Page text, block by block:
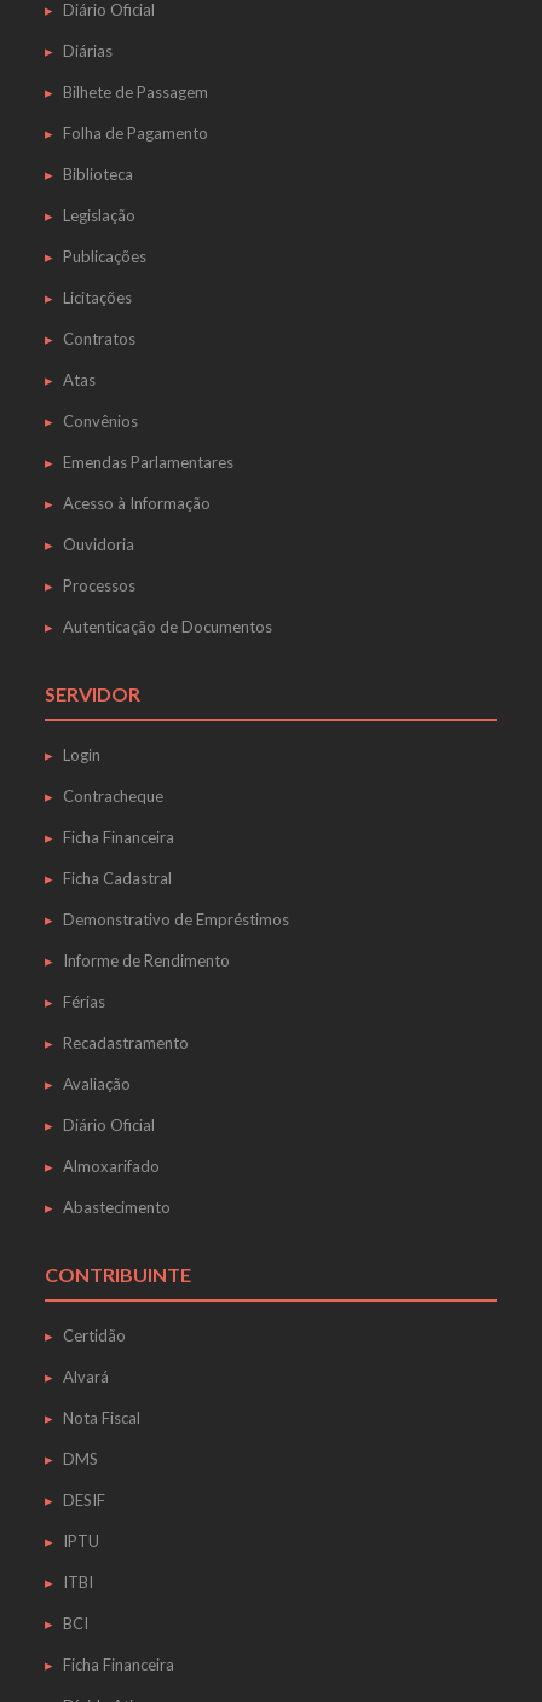
Diário Oficial
Diárias
Bilhete de Passagem
Folha de Pagamento
Biblioteca
Legislação
Publicações
Licitações
Contratos
Atas
Convênios
Emendas Parlamentares
Acesso à Informação
Ouvidoria
Processos
Autenticação de Documentos
SERVIDOR
Login
Contracheque
Ficha Financeira
Ficha Cadastral
Demonstrativo de Empréstimos
Informe de Rendimento
Férias
Recadastramento
Avaliação
Diário Oficial
Almoxarifado
Abastecimento
CONTRIBUINTE
Certidão
Alvará
Nota Fiscal
DMS
DESIF
IPTU
ITBI
BCI
Ficha Financeira